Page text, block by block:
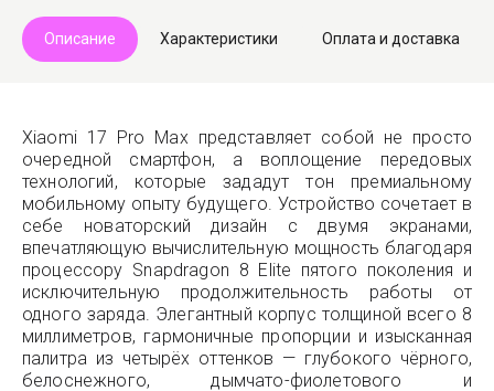
Описание Характеристики Оплата и доставка
Xiaomi 17 Pro Max представляет собой не просто
очередной смартфон, а воплощение передовых
технологий, которые зададут тон премиальному
мобильному опыту будущего. Устройство сочетает в
себе новаторский дизайн с двумя экранами,
впечатляющую вычислительную мощность благодаря
процессору Snapdragon 8 Elite пятого поколения и
исключительную продолжительность работы от
одного заряда. Элегантный корпус толщиной всего 8
миллиметров, гармоничные пропорции и изысканная
палитра из четырёх оттенков — глубокого чёрного,
белоснежного, дымчато-фиолетового и